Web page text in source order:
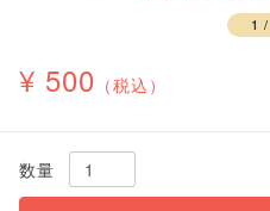
1 /
¥ 500 （税込）
数量